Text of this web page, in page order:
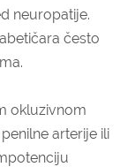
neuropatije.
često
okluzivnom
arterije ili